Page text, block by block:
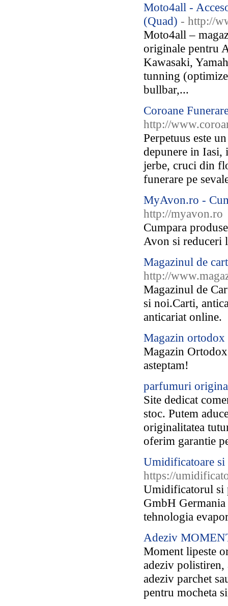
Moto4all -
(Quad) - http://
Moto4all –
originale pentru
Kawasaki,
tunning
bullbar,...
Coroane
http://
Perpetuus este
depunere in Iasi,
jerbe, cruci din
funerare pe
MyAvon.ro -
http://myavon.ro
Cumpara
Avon si reduceri
Magazinul de
http://
Magazinul de
si noi.Carti,
anticariat online.
Magazin ortodox
Magazin
asteptam!
parfumuri
Site dedicat
stoc. Putem
originalitatea
oferim garantie
Umidificatoare si
https://
Umidificatorul si
GmbH
tehnologia
Adeziv
Moment lipeste
adeziv polistiren,
adeziv parchet
pentru mocheta